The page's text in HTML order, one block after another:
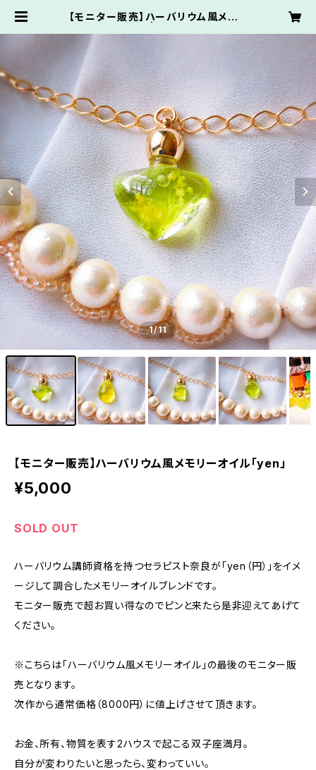
【モニター販売】ハーバリウム風メモリ
1/11
【モニター販売】ハーバリウム風メモリーオイル「yen」
¥5,000
SOLD OUT
ハーバリウム講師資格を持つセラピスト奈良が「yen（円）」をイメ
ージして調合したメモリーオイルブレンドです。
モニター販売で超お買い得なのでピンと来たら是非迎えてあげて
ください。
※こちらは「ハーバリウム風メモリーオイル」の最後のモニター販
売となります。
次作から通常価格（8000円）に値上げさせて頂きます。
お金、所有、物質を表す2ハウスで起こる双子座満月。
自分が変わりたいと思ったら、変わっていい。